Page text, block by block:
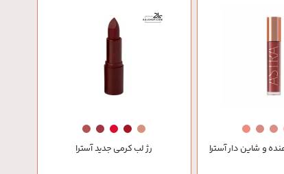
و شاین دار آسترا رژ لب کرمی جدید آسترا